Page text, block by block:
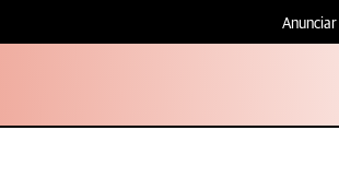
Anunciar